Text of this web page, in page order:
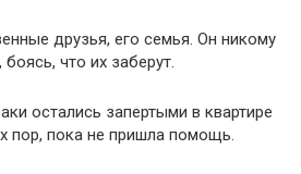
друзья, его семья. Он никому
что их заберут.
остались запертыми в квартире
пор, пока не пришла помощь.